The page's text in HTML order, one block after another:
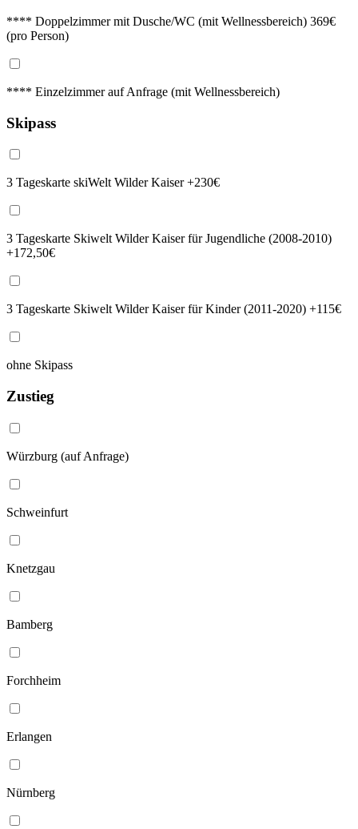
**** Doppelzimmer mit Dusche/WC (mit Wellnessbereich) 369€
(pro Person)
**** Einzelzimmer auf Anfrage (mit Wellnessbereich)
Skipass
3 Tageskarte skiWelt Wilder Kaiser +230€
3 Tageskarte Skiwelt Wilder Kaiser für Jugendliche (2008-2010)
+172,50€
3 Tageskarte Skiwelt Wilder Kaiser für Kinder (2011-2020) +115€
ohne Skipass
Zustieg
Würzburg (auf Anfrage)
Schweinfurt
Knetzgau
Bamberg
Forchheim
Erlangen
Nürnberg